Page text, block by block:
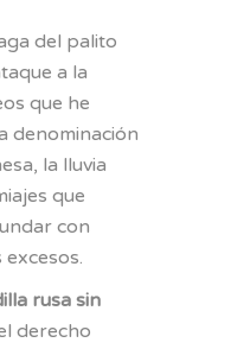
del palito
a la
que he
denominación
la lluvia
que
con
rusa sin
derecho